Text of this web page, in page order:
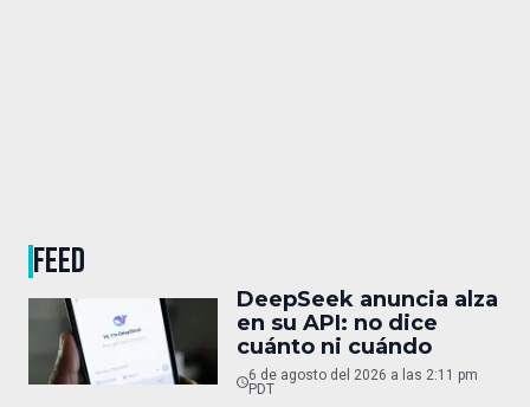
FEED
DeepSeek anuncia alza
en su API: no dice
cuánto ni cuándo
6 de agosto del 2026 a las 2:11 pm
PDT